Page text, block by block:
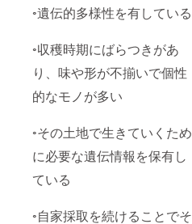
◦遺伝的多様性を有している
◦収穫時期にばらつきがあ
り、味や形が不揃いで個性
的なモノが多い
◦その土地で生きていくため
に必要な遺伝情報を保有し
ている
◦自家採取を続けることでそ